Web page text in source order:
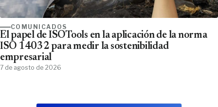
COMUNICADOS
El papel de ISOTools en la aplicación de la norma
ISO 14032 para medir la sostenibilidad
empresarial
7 de agosto de 2026